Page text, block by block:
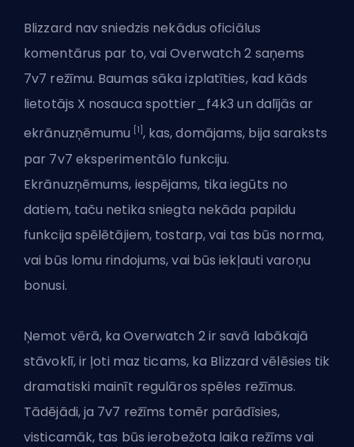
Blizzard nav sniedzis nekādus oficiālus
komentārus par to, vai Overwatch 2 saņems
7v7 režīmu. Baumas sāka izplatīties, kad kāds
lietotājs X nosauca spottier_f4k3 un dalījās ar
ekrānuzņēmumu
[1] , kas, domājams, bija saraksts
par 7v7 eksperimentālo funkciju.
Ekrānuzņēmums, iespējams, tika iegūts no
datiem, taču netika sniegta nekāda papildu
funkcija spēlētājiem, tostarp, vai tas būs norma,
vai būs lomu rindojums, vai būs iekļauti varoņu
bonusi.
Ņemot vērā, ka Overwatch 2 ir savā labākajā
stāvoklī, ir ļoti maz ticams, ka Blizzard vēlēsies tik
dramatiski mainīt regulāros spēles režīmus.
Tādējādi, ja 7v7 režīms tomēr parādīsies,
visticamāk, tas būs ierobežota laika režīms vai